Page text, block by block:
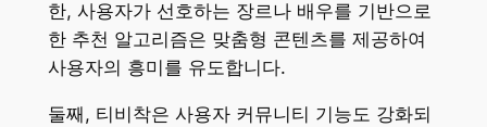
한, 사용자가 선호하는 장르나 배우를 기반으로
한 추천 알고리즘은 맞춤형 콘텐츠를 제공하여
사용자의 흥미를 유도합니다.
둘째, 티비착은 사용자 커뮤니티 기능도 강화되